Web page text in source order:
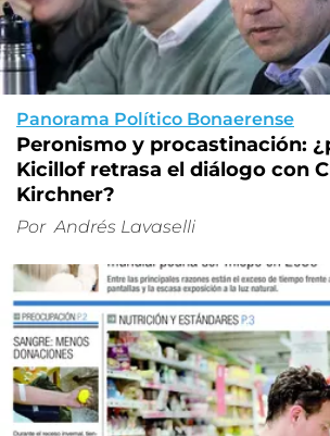
Panorama Político Bonaerense
Peronismo y procastinación:
Kicillof retrasa el diálogo con
Kirchner?
Por Andrés Lavaselli